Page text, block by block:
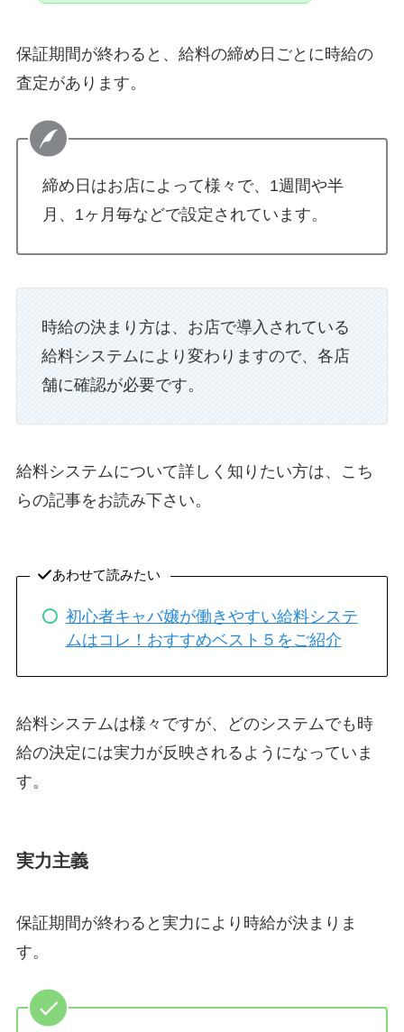
保証期間が終わると、給料の締め日ごとに時給の
査定があります。
締め日はお店によって様々で、1週間や半
月、1ヶ月毎などで設定されています。
時給の決まり方は、お店で導入されている
給料システムにより変わりますので、各店
舗に確認が必要です。
給料システムについて詳しく知りたい方は、こち
らの記事をお読み下さい。
あわせて読みたい
初心者キャバ嬢が働きやすい給料システ
ムはコレ！おすすめベスト５をご紹介
給料システムは様々ですが、どのシステムでも時
給の決定には実力が反映されるようになっていま
す。
実力主義
保証期間が終わると実力により時給が決まりま
す。